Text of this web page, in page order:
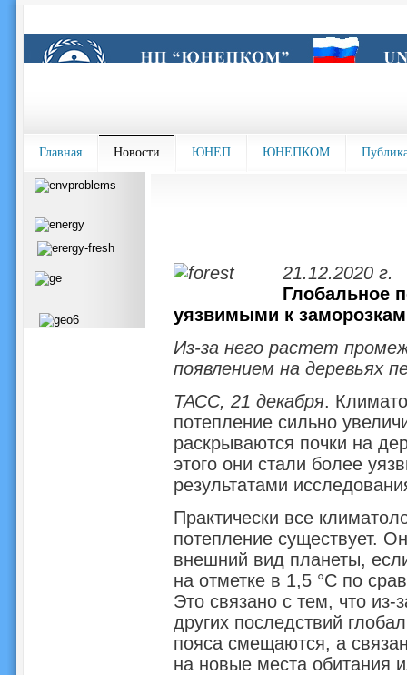
Главная Новости ЮНЕП ЮНЕПКОМ
21.12.2020 г.
Глобальное
уязвимыми к заморозкам
Из-за него растет
появлением на деревьях
ТАСС, 21 декабря.
потепление сильно
раскрываются почки на
этого они стали более
результатами
Практически все
потепление существует.
внешний вид планеты,
на отметке в 1,5 °С по
Это связано с тем, что из-
других последствий
пояса смещаются, а
на новые места обитания